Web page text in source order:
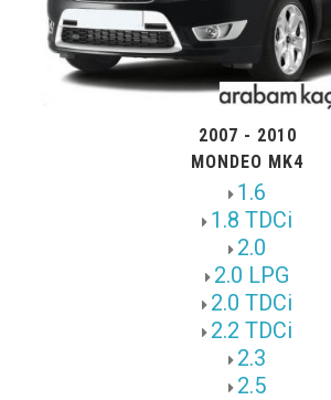
2007 - 2010
MONDEO MK4
1.6
1.8 TDCi
2.0
2.0 LPG
2.0 TDCi
2.2 TDCi
2.3
2.5